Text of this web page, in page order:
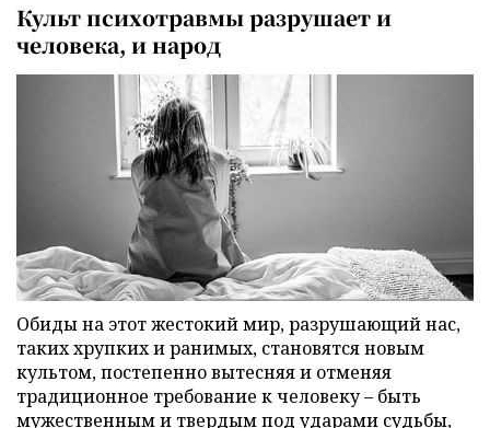
Культ психотравмы разрушает и
человека, и народ
Обиды на этот жестокий мир, разрушающий нас,
таких хрупких и ранимых, становятся новым
культом, постепенно вытесняя и отменяя
традиционное требование к человеку – быть
мужественным и твердым под ударами судьбы,